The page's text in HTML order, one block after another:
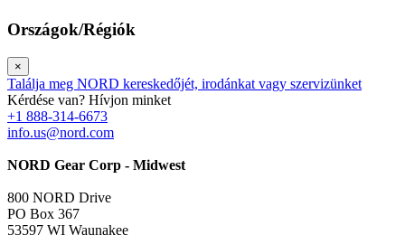
Országok/Régiók
×
Találja meg NORD kereskedőjét, irodánkat vagy szervizünket
Kérdése van? Hívjon minket
+1 888-314-6673
info.us@nord.com
NORD Gear Corp - Midwest
800 NORD Drive
PO Box 367
53597 WI Waunakee